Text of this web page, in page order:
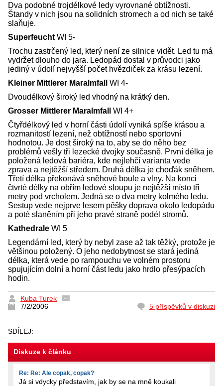
Dva podobné trojdélkové ledy vyrovnané obtížnosti.
Štandy v nich jsou na solidních stromech a od nich se také
slaňuje.
Superfeucht WI 5-
Trochu zastrčený led, který není ze silnice vidět. Led tu má
vydržet dlouho do jara. Ledopád dostal v průvodci jako
jediný v údolí nejvyšší počet hvězdiček za krásu lezení.
Kleiner Mittlerer Maralmfall
WI 4-
Dvoudélkový široký led vhodný na krátký den.
Grosser Mittlerer Maralmfall
WI 4+
Čtyřdélkový led v horní části údolí vyniká spíše krásou a
rozmanitostí lezení, než obtížností nebo sportovní
hodnotou. Je dost široký na to, aby se do něho bez
problémů vešly tři lezecké dvojky současně. První délka je
položená ledová bariéra, kde nejlehčí varianta vede
zprava a nejtěžší středem. Druhá délka je choďák sněhem.
Třetí délka překonává sněhové boule a vlny. Na konci
čtvrté délky na obřím ledové sloupu je nejtěžší místo tři
metry pod vrcholem. Jedná se o dva metry kolmého ledu.
Sestup vede nejprve lesem pěšky doprava okolo ledopádu
a poté slaněním při jeho pravé straně podél stromů.
Kathedrale WI 5
Legendární led, který by nebyl zase až tak těžký, protože je
většinou položený. O jeho nedobytnost se stará jediná
délka, která vede po rampouchu ve volném prostoru
spujujícím dolní a horní část ledu jako hrdlo přesýpacích
hodin.
Kuba Turek
7/2/2006
5 příspěvků v diskuzi
SDÍLEJ:
Diskuze k článku
Re: Re: Ale copak, copak?
Já si vdycky představím, jak by se na mně koukali